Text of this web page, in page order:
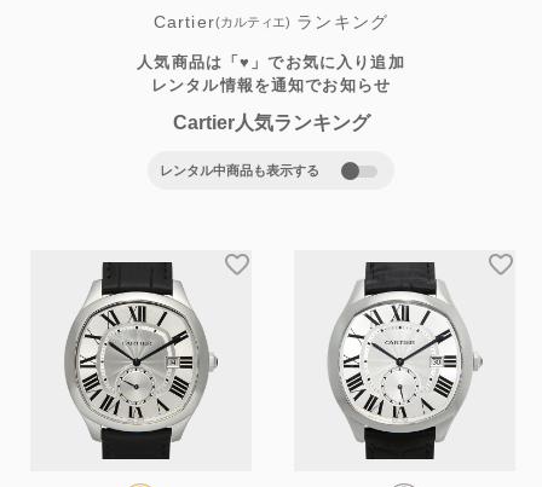
Cartier(カルティエ) ランキング
人気商品は「♥」でお気に入り追加
レンタル情報を通知でお知らせ
Cartier人気ランキング
レンタル中商品も表示する